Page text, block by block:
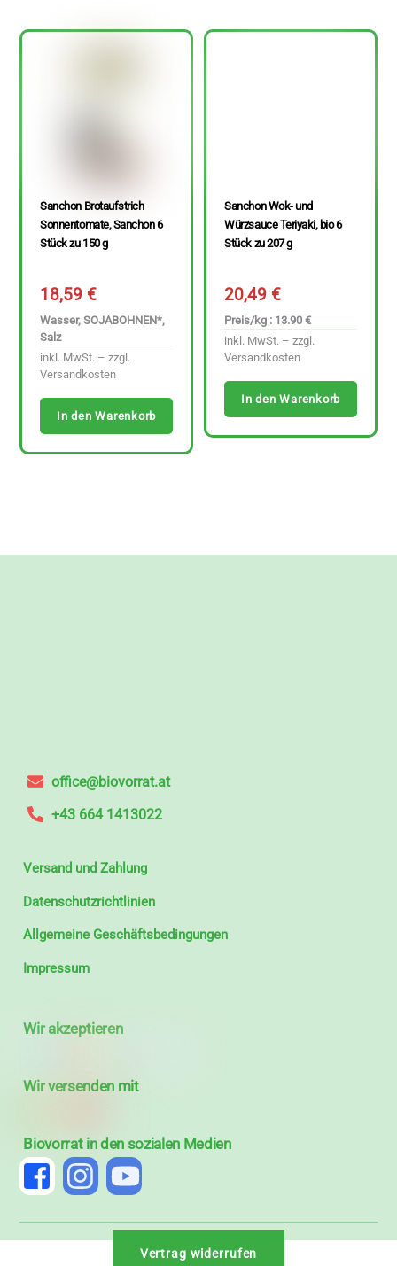
Sanchon Brotaufstrich
Sonnentomate, Sanchon 6
Stück zu 150 g
18,59€
Wasser, SOJABOHNEN*,
Salz
inkl. MwSt. – zzgl.
Versandkosten
In den Warenkorb
Sanchon Wok- und
Würzsauce Teriyaki, bio 6
Stück zu 207 g
20,49€
Preis/kg : 13.90 €
inkl. MwSt. – zzgl.
Versandkosten
In den Warenkorb
office@biovorrat.at
+43 664 1413022
Versand und Zahlung
Datenschutzrichtlinien
Allgemeine Geschäftsbedingungen
Impressum
Wir akzeptieren
Wir versenden mit
Biovorrat in den sozialen Medien
Vertrag widerrufen